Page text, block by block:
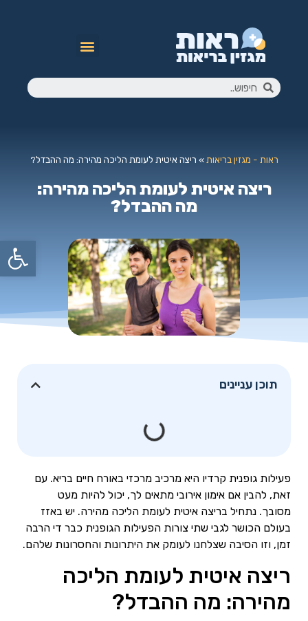
ראות - מגזין בריאות» ריצה איטית לעומת הליכה מהירה: מה ההבדל?
ריצה איטית לעומת הליכה מהירה:
מה ההבדל?
תוכן עניינים
פעילות גופנית קרדיו היא מרכיב מרכזי באורח חיים בריא. עם
זאת, להבין אם אימון אירובי מתאים לך, יכול להיות מעט
מסובך. נתחיל בריצה איטית לעומת הליכה מהירה. יש באזז
בעולם הכושר לגבי שתי צורות הפעילות הגופנית כבר די הרבה
זמן, וזו הסיבה שצלחנו לעומק את היתרונות והחסרונות שלהם.
ריצה איטית לעומת הליכה
מהירה: מה ההבדל?